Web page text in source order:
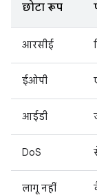
छोटा रूप
आरसीई
ईओपी
आईडी
DoS
लागू नहीं